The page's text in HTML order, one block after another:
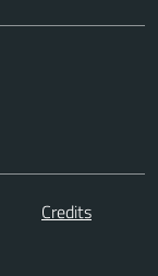
Credits